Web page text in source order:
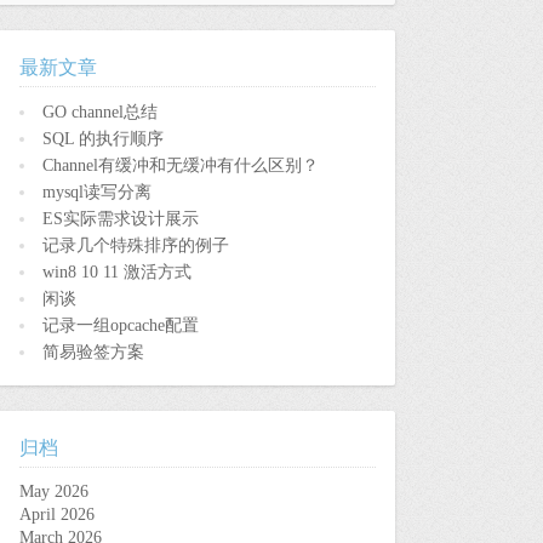
最新文章
GO channel总结
SQL 的执行顺序
Channel有缓冲和无缓冲有什么区别？
mysql读写分离
ES实际需求设计展示
记录几个特殊排序的例子
win8 10 11 激活方式
闲谈
记录一组opcache配置
简易验签方案
归档
May 2026
April 2026
March 2026